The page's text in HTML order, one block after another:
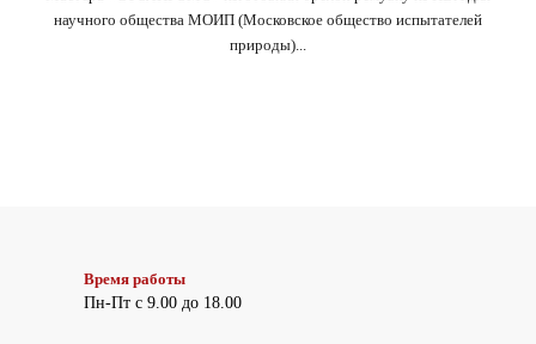
научного общества МОИП (Московское общество испытателей
природы)...
Время работы
Пн-Пт с 9.00 до 18.00